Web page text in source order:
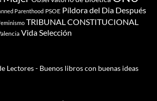
Parenthood PSOE Píldora del Dia Después
TRIBUNAL CONSTITUCIONAL
Vida Selección